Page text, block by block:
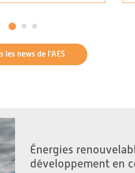
1 2 3
les news de l'AES
Énergies
développement en